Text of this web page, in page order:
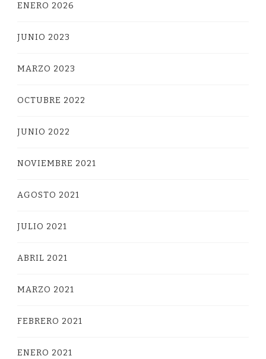
ENERO 2026
JUNIO 2023
MARZO 2023
OCTUBRE 2022
JUNIO 2022
NOVIEMBRE 2021
AGOSTO 2021
JULIO 2021
ABRIL 2021
MARZO 2021
FEBRERO 2021
ENERO 2021